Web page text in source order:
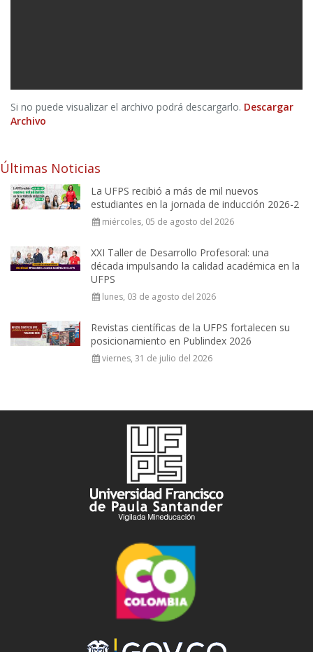
Si no puede visualizar el archivo podrá descargarlo. Descargar
Archivo
Últimas Noticias
La UFPS recibió a más de mil nuevos
estudiantes en la jornada de inducción 2026-2
miércoles, 05 de agosto del 2026
XXI Taller de Desarrollo Profesoral: una
década impulsando la calidad académica en la
UFPS
lunes, 03 de agosto del 2026
Revistas científicas de la UFPS fortalecen su
posicionamiento en Publindex 2026
viernes, 31 de julio del 2026